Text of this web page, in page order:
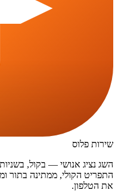
שירות פלוס
השג נציג אנושי — בקול,
התפריט הקולי, ממתינה בתור
את הטלפון.